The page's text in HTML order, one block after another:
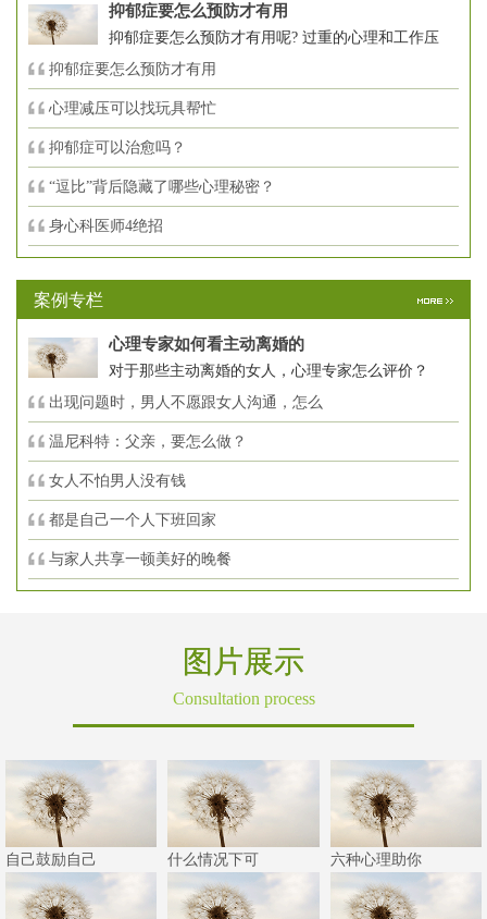
抑郁症要怎么预防才有用
抑郁症要怎么预防才有用呢? 过重的心理和工作压
抑郁症要怎么预防才有用
心理减压可以找玩具帮忙
抑郁症可以治愈吗？
“逗比”背后隐藏了哪些心理秘密？
身心科医师4绝招
案例专栏
心理专家如何看主动离婚的
对于那些主动离婚的女人，心理专家怎么评价？
出现问题时，男人不愿跟女人沟通，怎么
温尼科特：父亲，要怎么做？
女人不怕男人没有钱
都是自己一个人下班回家
与家人共享一顿美好的晚餐
图片展示
Consultation process
自己鼓励自己 什么情况下可 六种心理助你